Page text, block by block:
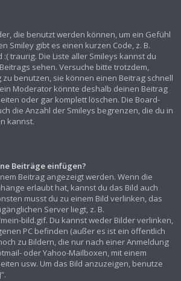
die benutzt werden können, um ein Gefühl
Smiley gibt es einen kurzen Code, z. B.
traurig. Die Liste aller Smileys kannst du
sehen. Versuche bitte trotzdem,
zu benutzen, sie können einen Beitrag schnell
Moderator könnte deshalb deinen Beitrag
oder gar komplett löschen. Die Board-
die Anzahl der Smileys begrenzen, die du in
kannst.
Beiträge einfügen?
Beitrag angezeigt werden. Wenn die
erlaubt hat, kannst du das Bild auch
musst du zu einem Bild verlinken, das
Server liegt, z. B.
bild.gif. Du kannst weder Bilder verlinken,
PC befinden (außer es ist ein öffentlich
zu Bildern, die nur nach einer Anmeldung
oder Yahoo-Mailboxen, mit einem
usw. Um das Bild anzuzeigen, benutze